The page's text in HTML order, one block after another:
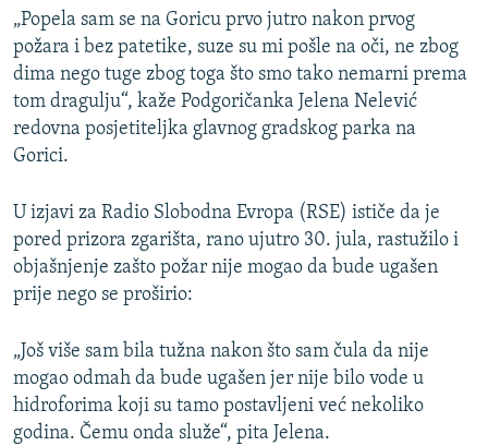
POST SCRIPTUM
MOJA EVROPA
TRI DECENIJE OD RATA U BIH
SVE KARTE DEJTONA
„Popela sam se na Goricu prvo jutro nakon prvog
požara i bez patetike, suze su mi pošle na oči, ne zbog
dima nego tuge zbog toga što smo tako nemarni prema
tom dragulju“, kaže Podgoričanka Jelena Nelević
redovna posjetiteljka glavnog gradskog parka na
Gorici.
U izjavi za Radio Slobodna Evropa (RSE) ističe da je
pored prizora zgarišta, rano ujutro 30. jula, rastužilo i
objašnjenje zašto požar nije mogao da bude ugašen
prije nego se proširio:
„Još više sam bila tužna nakon što sam čula da nije
mogao odmah da bude ugašen jer nije bilo vode u
hidroforima koji su tamo postavljeni već nekoliko
godina. Čemu onda služe“, pita Jelena.